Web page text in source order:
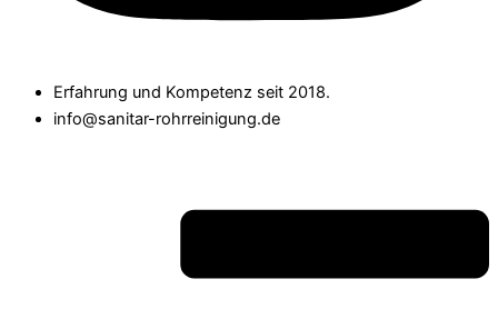
Erfahrung und Kompetenz seit 2018.
info@sanitar-rohrreinigung.de